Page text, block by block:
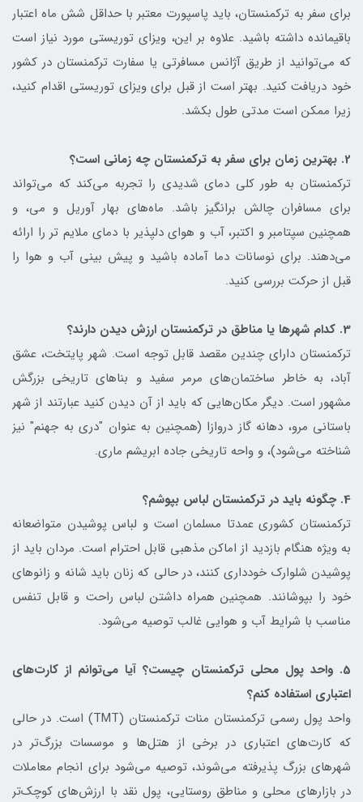
برای سفر به ترکمنستان، باید پاسپورت معتبر با حداقل شش ماه اعتبار
باقیمانده داشته باشید. علاوه بر این، ویزای توریستی مورد نیاز است
که می‌توانید از طریق آژانس مسافرتی یا سفارت ترکمنستان در کشور
خود دریافت کنید. بهتر است از قبل برای ویزای توریستی اقدام کنید،
زیرا ممکن است مدتی طول بکشد.
2. بهترین زمان برای سفر به ترکمنستان چه زمانی است؟
ترکمنستان به طور کلی دمای شدیدی را تجربه می‌کند که می‌تواند
برای مسافران چالش برانگیز باشد. ماه‌های بهار آوریل و می، و
همچنین سپتامبر و اکتبر، آب و هوای دلپذیر با دمای ملایم تر را ارائه
می‌دهند. برای نوسانات دما آماده باشید و پیش بینی آب و هوا را
قبل از حرکت بررسی کنید.
3. کدام شهرها یا مناطق در ترکمنستان ارزش دیدن دارند؟
ترکمنستان دارای چندین مقصد قابل توجه است. شهر پایتخت، عشق
آباد، به خاطر ساختمان‌های مرمر سفید و بناهای تاریخی بزرگش
مشهور است. دیگر مکان‌هایی که باید از آن دیدن کنید عبارتند از شهر
باستانی مرو، دهانه گاز دروازا (همچنین به عنوان "دری به جهنم" نیز
شناخته می‌شود)، و واحه تاریخی جاده ابریشم ماری.
4. چگونه باید در ترکمنستان لباس بپوشم؟
ترکمنستان کشوری عمدتا مسلمان است و لباس پوشیدن متواضعانه
به ویژه هنگام بازدید از اماکن مذهبی قابل احترام است. مردان باید از
پوشیدن شلوارک خودداری کنند، در حالی که زنان باید شانه و زانوهای
خود را بپوشانند. همچنین همراه داشتن لباس راحت و قابل تنفس
مناسب با شرایط آب و هوایی غالب توصیه می‌شود.
5. واحد پول محلی ترکمنستان چیست؟ آیا می‌توانم از کارت‌های
اعتباری استفاده کنم؟
واحد پول رسمی ترکمنستان منات ترکمنستان (TMT) است. در حالی
که کارت‌های اعتباری در برخی از هتل‌ها و موسسات بزرگ‌تر در
شهرهای بزرگ پذیرفته می‌شوند، توصیه می‌شود برای انجام معاملات
در بازارهای محلی و مناطق روستایی، پول نقد با ارزش‌های کوچک‌تر